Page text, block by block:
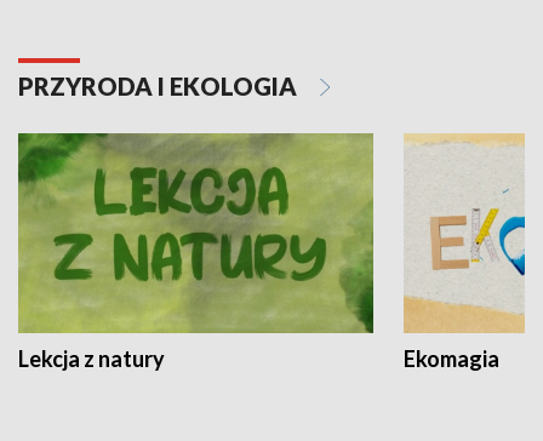
PRZYRODA I EKOLOGIA
Lekcja z natury Ekomagia